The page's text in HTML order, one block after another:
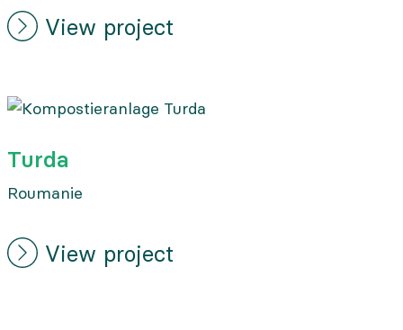
View project
Turda
Roumanie
View project